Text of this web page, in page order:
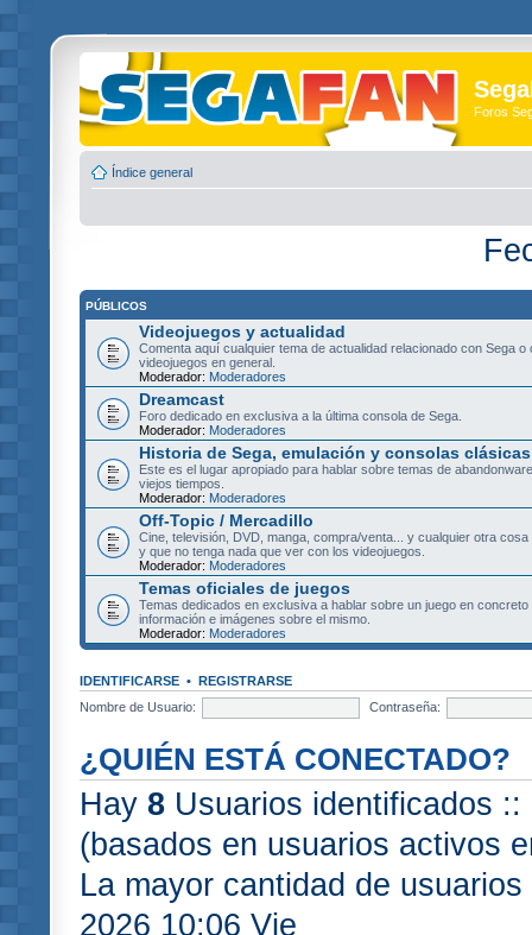
Foros
Índice general
PÚBLICOS
Videojuegos y actualidad
Comenta aquí cualquier tema de actualidad relacionado con Sega o
videojuegos en general.
Moderador: Moderadores
Dreamcast
Foro dedicado en exclusiva a la última consola de Sega.
Moderador: Moderadores
Historia de Sega, emulación y consolas clásicas
Este es el lugar apropiado para hablar sobre temas de
viejos tiempos.
Moderador: Moderadores
Off-Topic / Mercadillo
Cine, televisión, DVD, manga, compra/venta... y cualquier otra
y que no tenga nada que ver con los videojuegos.
Moderador: Moderadores
Temas oficiales de juegos
Temas dedicados en exclusiva a hablar sobre un juego en concreto
información e imágenes sobre el mismo.
Moderador: Moderadores
IDENTIFICARSE • REGISTRARSE
Nombre de Usuario:
Contraseña:
¿QUIÉN ESTÁ CONECTADO?
Hay 8 Usuarios identificados
(basados en usuarios activos
La mayor cantidad de
2026 10:06 Vie